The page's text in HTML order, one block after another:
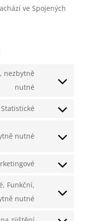
ve Spojených
nezbytně
nutné
Consent
service
Statistické
Consent
service
analytics
nutné
Consent
service
(elegant-
Consent
service
Funkční,
nutné
Consent